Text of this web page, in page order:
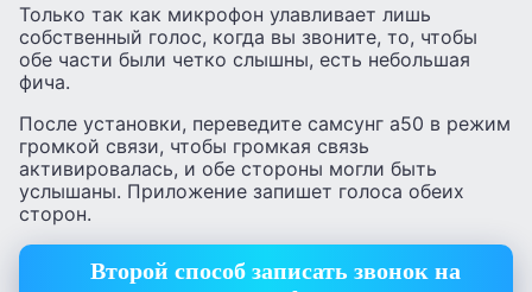
Только так как микрофон улавливает лишь
собственный голос, когда вы звоните, то, чтобы
обе части были четко слышны, есть небольшая
фича.
После установки, переведите самсунг а50 в режим
громкой связи, чтобы громкая связь
активировалась, и обе стороны могли быть
услышаны. Приложение запишет голоса обеих
сторон.
Второй способ записать звонок на